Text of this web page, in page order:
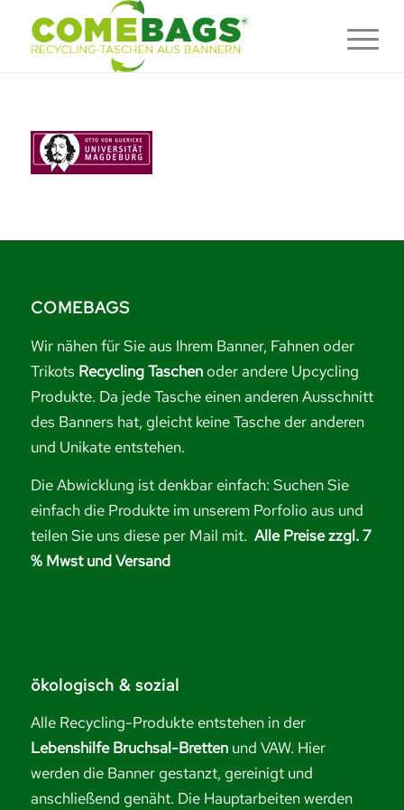
COMEBAGS
Wir nähen für Sie aus Ihrem Banner, Fahnen oder
Trikots Recycling Taschenoder andere Upcycling
Produkte. Da jede Tasche einen anderen Ausschnitt
des Banners hat, gleicht keine Tasche der anderen
und Unikate entstehen.
Die Abwicklung ist denkbar einfach: Suchen Sie
einfach die Produkte im unserem Porfolio aus und
teilen Sie uns diese per Mail mit. Alle Preise zzgl. 7
% Mwst und Versand
ökologisch & sozial
Alle Recycling-Produkte entstehen in der
Lebenshilfe Bruchsal-Bretten und VAW. Hier
werden die Banner gestanzt, gereinigt und
anschließend genäht. Die Hauptarbeiten werden